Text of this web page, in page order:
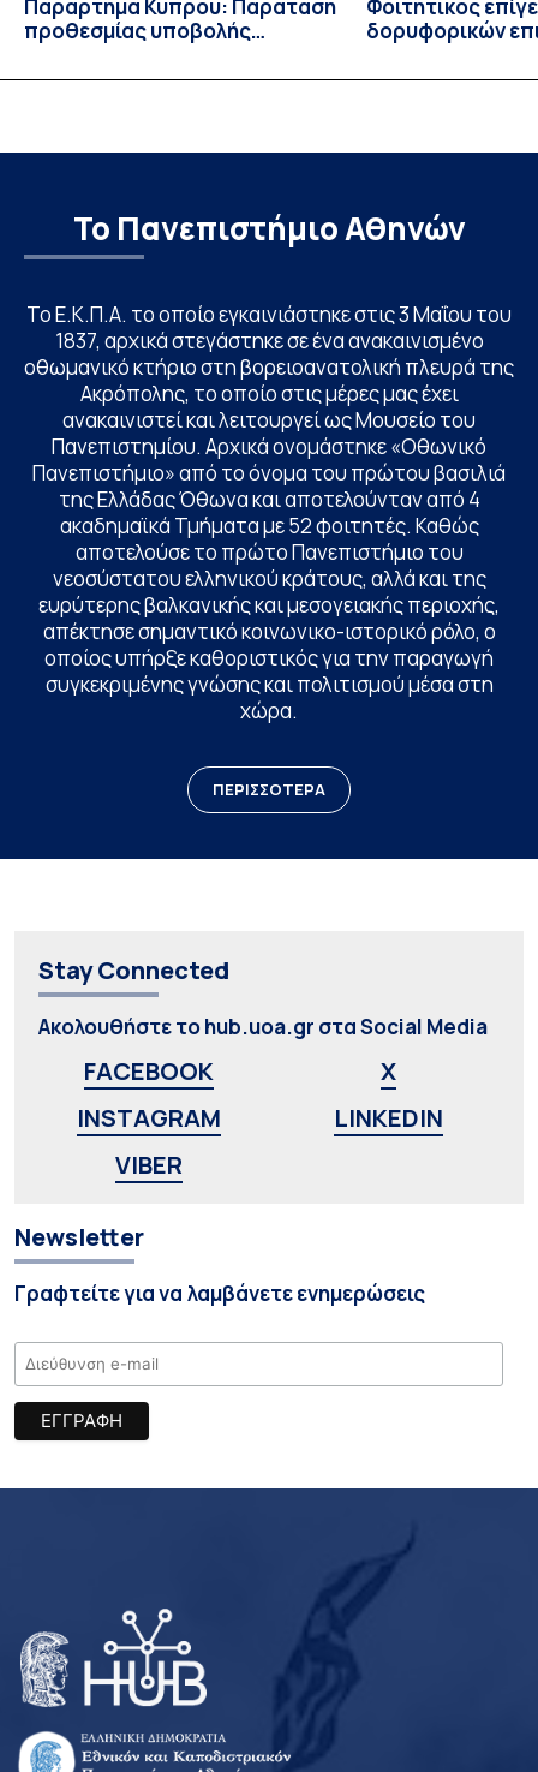
Παράρτημα Κύπρου: Παράταση
προθεσμίας υποβολής
υποψηφίων
Φοιτητικός
δορυφορικών
Το Πανεπιστήμιο Αθηνών
Το Ε.Κ.Π.Α. το οποίο εγκαινιάστηκε στις 3 Μαΐου του
1837, αρχικά στεγάστηκε σε ένα ανακαινισμένο
οθωμανικό κτήριο στη βορειοανατολική πλευρά της
Ακρόπολης, το οποίο στις μέρες μας έχει
ανακαινιστεί και λειτουργεί ως Μουσείο του
Πανεπιστημίου. Αρχικά ονομάστηκε «Οθωνικό
Πανεπιστήμιο» από το όνομα του πρώτου βασιλιά
της Ελλάδας Όθωνα και αποτελούνταν από 4
ακαδημαϊκά Τμήματα με 52 φοιτητές. Καθώς
αποτελούσε το πρώτο Πανεπιστήμιο του
νεοσύστατου ελληνικού κράτους, αλλά και της
ευρύτερης βαλκανικής και μεσογειακής περιοχής,
απέκτησε σημαντικό κοινωνικο-ιστορικό ρόλο, ο
οποίος υπήρξε καθοριστικός για την παραγωγή
συγκεκριμένης γνώσης και πολιτισμού μέσα στη
χώρα.
ΠΕΡΙΣΣΟΤΕΡΑ
Stay Connected
Ακολουθήστε το hub.uoa.gr στα Social Media
FACEBOOK
X
INSTAGRAM
LINKEDIN
VIBER
Newsletter
Γραφτείτε για να λαμβάνετε ενημερώσεις